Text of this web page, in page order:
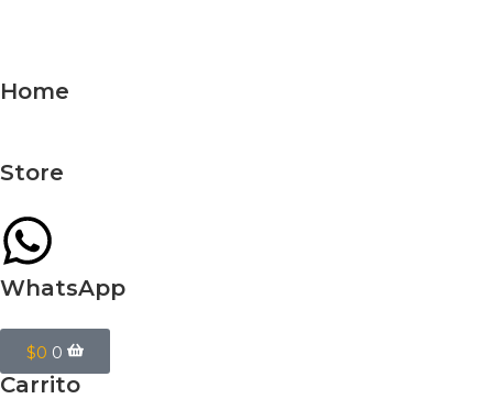
Home
Store
WhatsApp
$0 0
Carrito